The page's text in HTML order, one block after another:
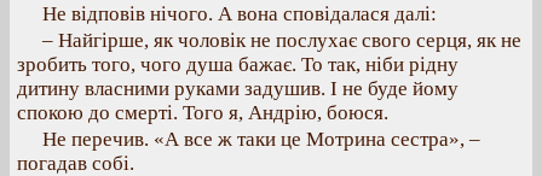
Не відповів нічого. А вона сповідалася далі:
– Найгірше, як чоловік не послухає свого серця, як не
зробить того, чого душа бажає. То так, ніби рідну
дитину власними руками задушив. І не буде йому
спокою до смерті. Того я, Андрію, боюся.
Не перечив. «А все ж таки це Мотрина сестра», –
погадав собі.